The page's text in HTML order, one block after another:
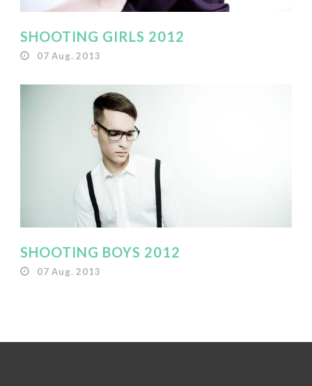
SHOOTING GIRLS 2012
07 Aug. 2013
SHOOTING BOYS 2012
07 Aug. 2013